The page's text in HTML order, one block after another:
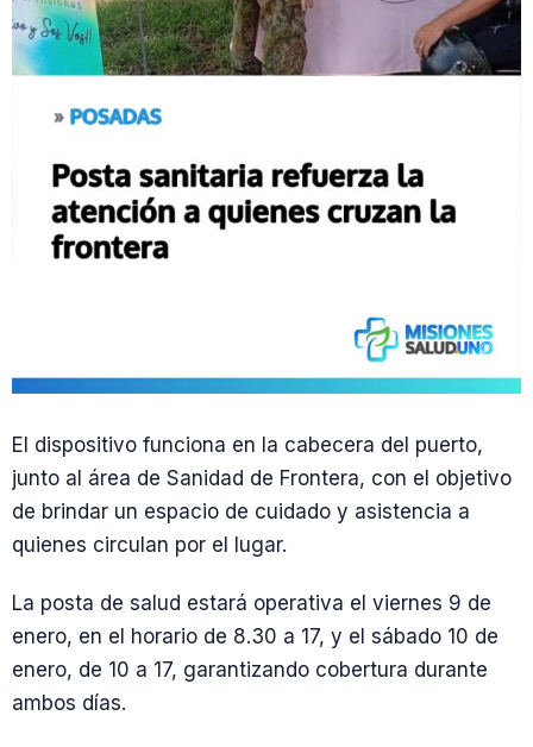
El dispositivo funciona en la cabecera del puerto,
junto al área de Sanidad de Frontera, con el objetivo
de brindar un espacio de cuidado y asistencia a
quienes circulan por el lugar.
La posta de salud estará operativa el viernes 9 de
enero, en el horario de 8.30 a 17, y el sábado 10 de
enero, de 10 a 17, garantizando cobertura durante
ambos días.